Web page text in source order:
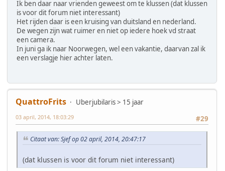
Ik ben daar naar vrienden geweest om te klussen (dat klussen
is voor dit forum niet interessant)
Het rijden daar is een kruising van duitsland en nederland.
De wegen zijn wat ruimer en niet op iedere hoek vd straat
een camera.
In juni ga ik naar Noorwegen, wel een vakantie, daarvan zal ik
een verslagje hier achter laten.
QuattroFrits
Uberjubilaris > 15 jaar
#29
03 april, 2014, 18:03:29
Citaat van: Sjef op 02 april, 2014, 20:47:17
(dat klussen is voor dit forum niet interessant)